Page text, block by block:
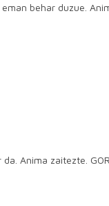
behar duzue.
Anima zaitezte.